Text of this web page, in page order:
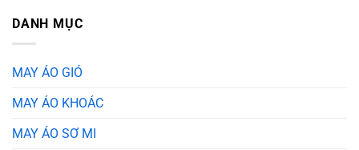
DANH MỤC
MAY ÁO GIÓ
MAY ÁO KHOÁC
MAY ÁO SƠ MI